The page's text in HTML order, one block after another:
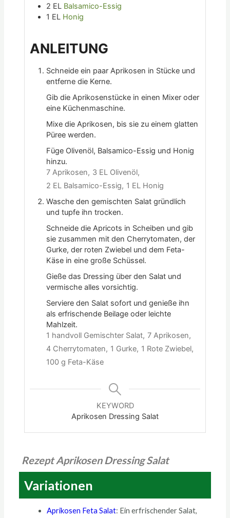
2 EL Balsamico-Essig
1 EL Honig
ANLEITUNG
Schneide ein paar Aprikosen in Stücke und
entferne die Kerne.
Gib die Aprikosenstücke in einen Mixer oder
eine Küchenmaschine.
Mixe die Aprikosen, bis sie zu einem glatten
Püree werden.
Füge Olivenöl, Balsamico-Essig und Honig
hinzu.
7 Aprikosen, 3 EL Olivenöl,
2 EL Balsamico-Essig, 1 EL Honig
Wasche den gemischten Salat gründlich
und tupfe ihn trocken.
Schneide die Apricots in Scheiben und gib
sie zusammen mit den Cherrytomaten, der
Gurke, der roten Zwiebel und dem Feta-
Käse in eine große Schüssel.
Gieße das Dressing über den Salat und
vermische alles vorsichtig.
Serviere den Salat sofort und genieße ihn
als erfrischende Beilage oder leichte
Mahlzeit.
1 handvoll Gemischter Salat, 7 Aprikosen,
4 Cherrytomaten, 1 Gurke, 1 Rote Zwiebel,
100 g Feta-Käse
KEYWORD
Aprikosen Dressing Salat
Rezept Aprikosen Dressing Salat
Variationen
Aprikosen Feta Salat: Ein erfrischender Salat,